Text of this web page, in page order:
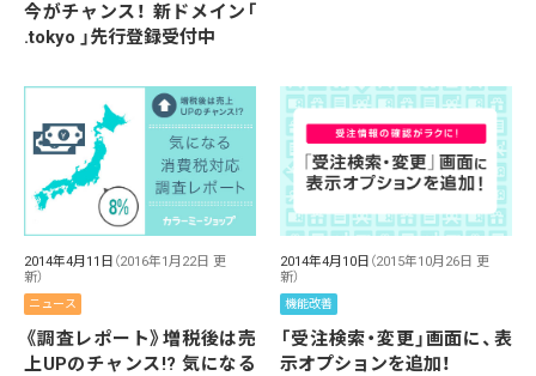
今がチャンス！ 新ドメイン「
.tokyo 」先行登録受付中
2014年4月11日 （2016年1月22日 更
新）
ニュース
《調査レポート》増税後は売
上UPのチャンス!? 気になる
2014年4月10日 （2015年10月26日 更
新）
機能改善
「受注検索・変更」画面に、表
示オプションを追加！